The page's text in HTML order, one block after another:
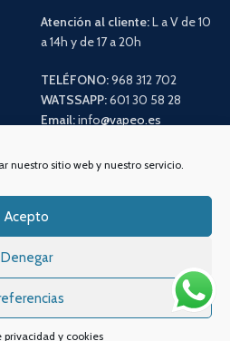
nuestro sitio web y nuestro servicio.
Acepto
Denegar
privacidad y cookies
Atención al cliente:L a V de 10
a 14h y de 17 a 20h
TELÉFONO:968 312 702
WATSSAPP:601 30 58 28
Email:info@vapeo.es
Sistema de envío